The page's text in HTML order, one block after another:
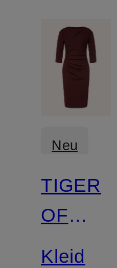
Neu
TIGER
OF
SWEDEN
Kleid